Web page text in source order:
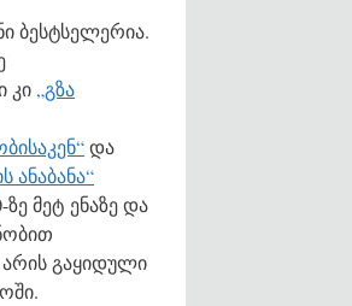
ბესტსელერია.
კი „გზა
და
ანაბანა“
მეტ ენაზე და
გაყიდული